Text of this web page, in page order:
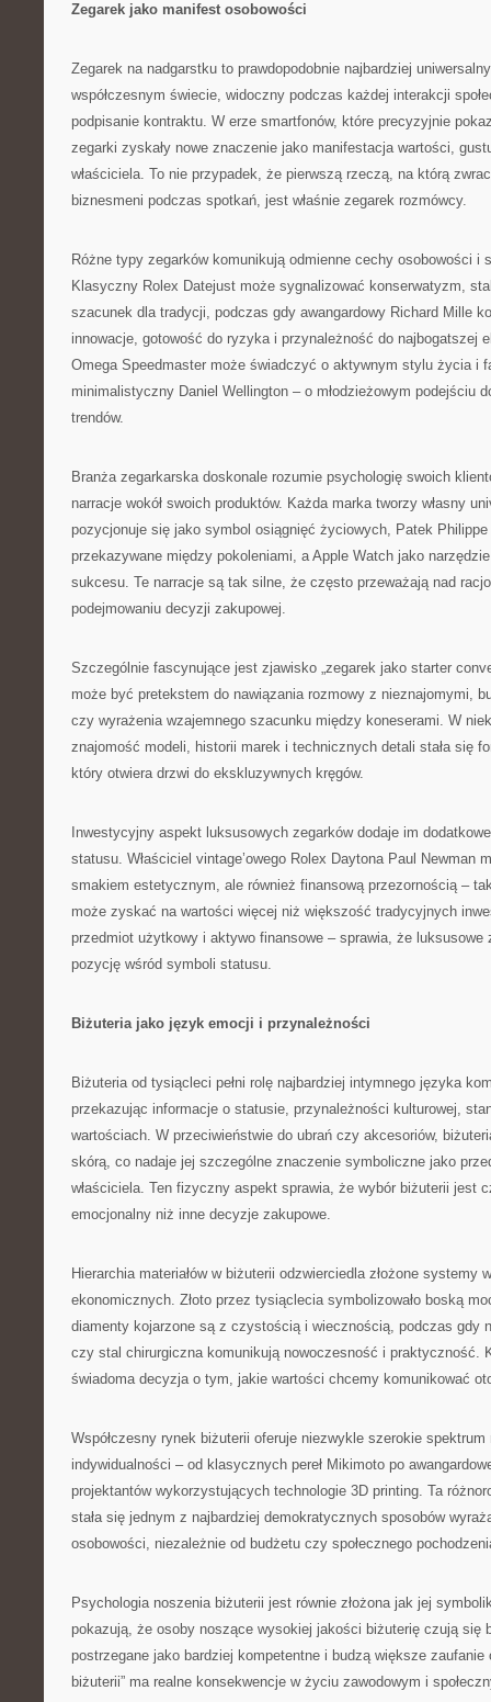
Zegarek jako manifest osobowości
Zegarek na nadgarstku to prawdopodobnie najbardziej
współczesnym świecie, widoczny podczas każdej interakcji
podpisanie kontraktu. W erze smartfonów, które precyzyjnie
zegarki zyskały nowe znaczenie jako manifestacja wartości,
właściciela. To nie przypadek, że pierwszą rzeczą, na którą
biznesmeni podczas spotkań, jest właśnie zegarek rozmówcy.
Różne typy zegarków komunikują odmienne cechy osobowości i
Klasyczny Rolex Datejust może sygnalizować konserwatyzm,
szacunek dla tradycji, podczas gdy awangardowy Richard Mille
innowacje, gotowość do ryzyka i przynależność do najbogatszej
Omega Speedmaster może świadczyć o aktywnym stylu życia i
minimalistyczny Daniel Wellington – o młodzieżowym podejściu
trendów.
Branża zegarkarska doskonale rozumie psychologię swoich
narracje wokół swoich produktów. Każda marka tworzy własny
pozycjonuje się jako symbol osiągnięć życiowych, Patek
przekazywane między pokoleniami, a Apple Watch jako
sukcesu. Te narracje są tak silne, że często przeważają nad
podejmowaniu decyzji zakupowej.
Szczególnie fascynujące jest zjawisko „zegarek jako starter
może być pretekstem do nawiązania rozmowy z nieznajomymi,
czy wyrażenia wzajemnego szacunku między koneserami. W
znajomość modeli, historii marek i technicznych detali stała się
który otwiera drzwi do ekskluzywnych kręgów.
Inwestycyjny aspekt luksusowych zegarków dodaje im
statusu. Właściciel vintage’owego Rolex Daytona Paul Newman
smakiem estetycznym, ale również finansową przezornością –
może zyskać na wartości więcej niż większość tradycyjnych
przedmiot użytkowy i aktywo finansowe – sprawia, że luksusowe
pozycję wśród symboli statusu.
Biżuteria jako język emocji i przynależności
Biżuteria od tysiącleci pełni rolę najbardziej intymnego języka
przekazując informacje o statusie, przynależności kulturowej,
wartościach. W przeciwieństwie do ubrań czy akcesoriów,
skórą, co nadaje jej szczególne znaczenie symboliczne jako
właściciela. Ten fizyczny aspekt sprawia, że wybór biżuterii jest
emocjonalny niż inne decyzje zakupowe.
Hierarchia materiałów w biżuterii odzwierciedla złożone systemy
ekonomicznych. Złoto przez tysiąclecia symbolizowało boską
diamenty kojarzone są z czystością i wiecznością, podczas gdy
czy stal chirurgiczna komunikują nowoczesność i praktyczność.
świadoma decyzja o tym, jakie wartości chcemy komunikować
Współczesny rynek biżuterii oferuje niezwykle szerokie
indywidualności – od klasycznych pereł Mikimoto po
projektantów wykorzystujących technologie 3D printing. Ta
stała się jednym z najbardziej demokratycznych sposobów
osobowości, niezależnie od budżetu czy społecznego
Psychologia noszenia biżuterii jest równie złożona jak jej
pokazują, że osoby noszące wysokiej jakości biżuterię czują się
postrzegane jako bardziej kompetentne i budzą większe zaufanie
biżuterii” ma realne konsekwencje w życiu zawodowym i